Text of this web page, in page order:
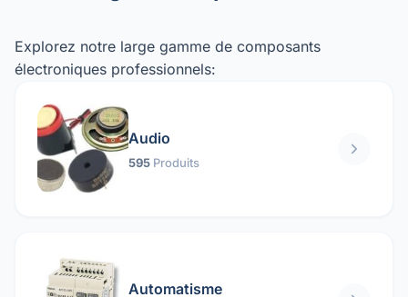
Explorez notre large gamme de composants
électroniques professionnels:
Audio
595 Produits
Automatisme